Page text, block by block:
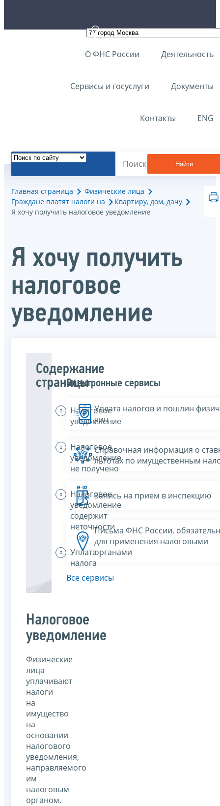
О ФНС России Деятельность
Сервисы и госуслуги Документы
Контакты ENG
Найти
Главная страница
Физические лица
Граждане платят налоги на
Квартиру, дом, дачу
Я хочу получить налоговое уведомление
Я хочу получить
налоговое
уведомление
Содержание
страницы
Налоговое
уведомление
Налоговое
уведомление
не получено
Налоговое
уведомление
содержит
неточности
Уплата
налога
Налоговое
уведомление
Физические
лица
уплачивают
налоги
на
имущество
на
основании
налогового
уведомления,
направляемого
им
налоговым
органом.
Электронные сервисы
Уплата налогов и пошлин
лиц
Справочная информация о
льготах по имущественным
Запись на прием в инспекцию
Письма ФНС России,
для применения налоговыми
органами
Все сервисы